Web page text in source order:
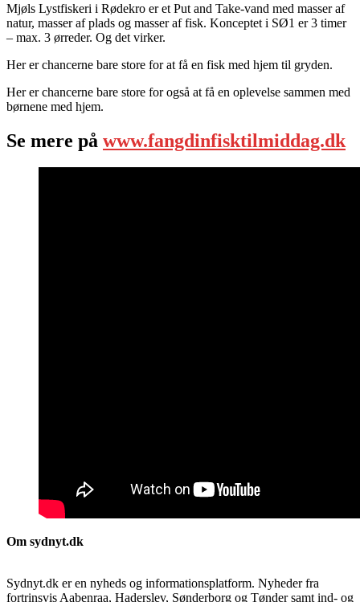
Mjøls Lystfiskeri i Rødekro er et Put and Take-vand med masser af
natur, masser af plads og masser af fisk. Konceptet i SØ1 er 3 timer
– max. 3 ørreder. Og det virker.
Her er chancerne bare store for at få en fisk med hjem til gryden.
Her er chancerne bare store for også at få en oplevelse sammen med
børnene med hjem.
Se mere på www.fangdinfisktilmiddag.dk
Om sydnyt.dk
Sydnyt.dk er en nyheds og informationsplatform. Nyheder fra
fortrinsvis Aabenraa, Haderslev, Sønderborg og Tønder samt ind- og